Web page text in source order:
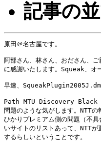
記事の
原田＠名古屋です。
阿部さん、林さん、おださん、
に感謝いたします。Squeak、オ
早速、
Path MTU Discovery Black
問題のような気がします。NTT
ひかりプレミアム側の問題（不
いサイトのリストあって、NTT
するらしいということです。